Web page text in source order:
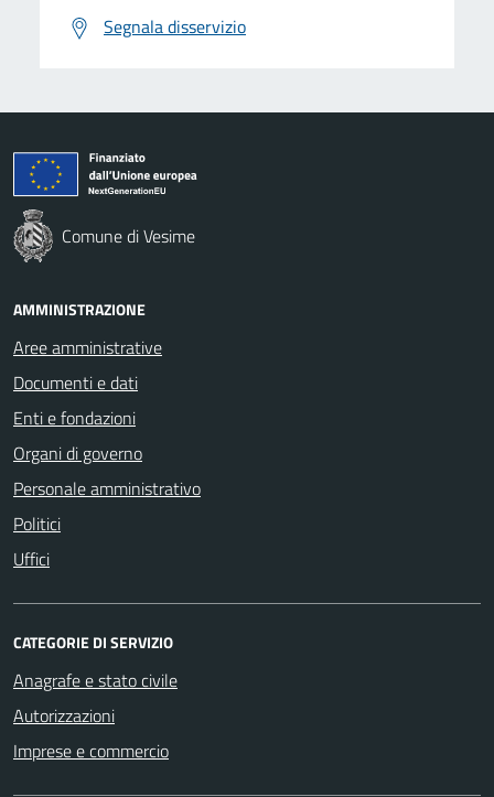
Segnala disservizio
Comune di Vesime
AMMINISTRAZIONE
Aree amministrative
Documenti e dati
Enti e fondazioni
Organi di governo
Personale amministrativo
Politici
Uffici
CATEGORIE DI SERVIZIO
Anagrafe e stato civile
Autorizzazioni
Imprese e commercio